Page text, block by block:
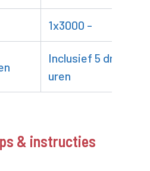
1x3000 -
Inclusief 5 draai
uren
& instructies